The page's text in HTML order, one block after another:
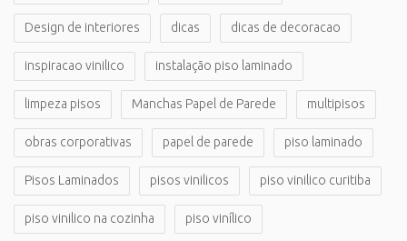
Design de interiores dicas dicas de decoracao
inspiracao vinilico instalação piso laminado
limpeza pisos Manchas Papel de Parede multipisos
obras corporativas papel de parede piso laminado
Pisos Laminados pisos vinilicos piso vinilico curitiba
piso vinilico na cozinha piso vinílico